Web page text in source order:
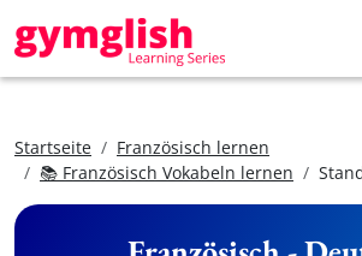
Startseite
Französisch lernen
📚 Französisch Vokabeln lernen